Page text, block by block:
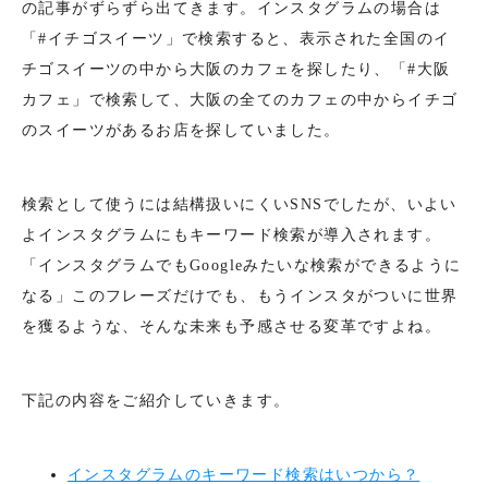
の記事がずらずら出てきます。インスタグラムの場合は
「#イチゴスイーツ」で検索すると、表示された全国のイ
チゴスイーツの中から大阪のカフェを探したり、「#大阪
カフェ」で検索して、大阪の全てのカフェの中からイチゴ
のスイーツがあるお店を探していました。
検索として使うには結構扱いにくいSNSでしたが、いよい
よインスタグラムにもキーワード検索が導入されます。
「インスタグラムでもGoogleみたいな検索ができるように
なる」このフレーズだけでも、もうインスタがついに世界
を獲るような、そんな未来も予感させる変革ですよね。
下記の内容をご紹介していきます。
インスタグラムのキーワード検索はいつから？